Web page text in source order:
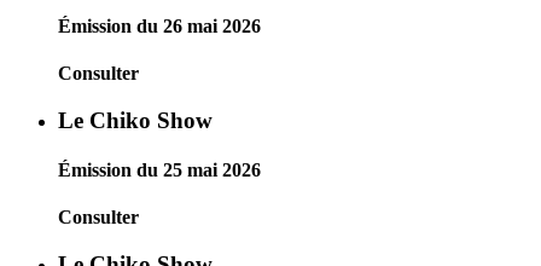
Émission du 26 mai 2026
Consulter
Le Chiko Show
Émission du 25 mai 2026
Consulter